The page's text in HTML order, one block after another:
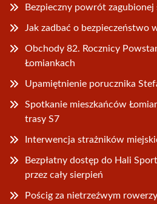
Bezpieczny powrót
Jak zadbać o bezpieczeństwo
Obchody 82. Rocznicy
Łomiankach
Upamiętnienie porucznika
Spotkanie mieszkańców
trasy S7
Interwencja strażników
Bezpłatny dostęp do Hali
przez cały sierpień
Pościg za nietrzeźwym